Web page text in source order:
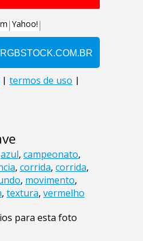
azul, campeonato,
, corrida, corrida,
, movimento,
, textura, vermelho
para esta foto